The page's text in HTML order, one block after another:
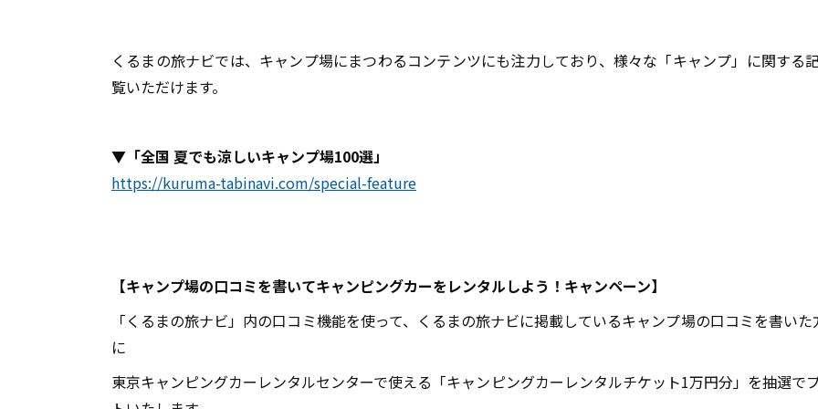
くるまの旅ナビでは、キャンプ場にまつわるコンテンツにも注力しており、様々な「キャンプ」に関する
覧いただけます。
▼「全国 夏でも涼しいキャンプ場100選」
https://kuruma-tabinavi.com/special-feature
【キャンプ場の口コミを書いてキャンピングカーをレンタルしよう！キャンペーン】
「くるまの旅ナビ」内の口コミ機能を使って、くるまの旅ナビに掲載しているキャンプ場の口コミを書いた
に
東京キャンピングカーレンタルセンターで使える「キャンピングカーレンタルチケット1万円分」を抽選で